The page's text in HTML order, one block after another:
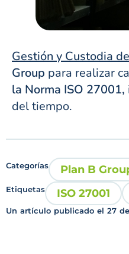
Gestión y Custodia
Group para realizar
la Norma ISO 27001,
del tiempo.
Categorías Plan B
Etiquetas ISO 27001
Un artículo publicado el 27